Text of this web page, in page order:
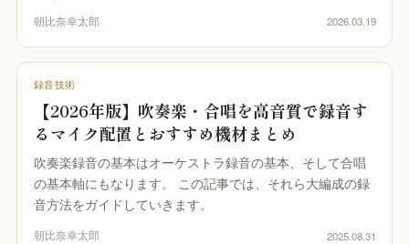
朝比奈幸太郎 2026.03.19
録音技術
【2026年版】吹奏楽・合唱を高音質で録音す
るマイク配置とおすすめ機材まとめ
吹奏楽録音の基本はオーケストラ録音の基本、そして合唱
の基本軸にもなります。 この記事では、それら大編成の録
音方法をガイドしていきます。
朝比奈幸太郎 2025.08.31